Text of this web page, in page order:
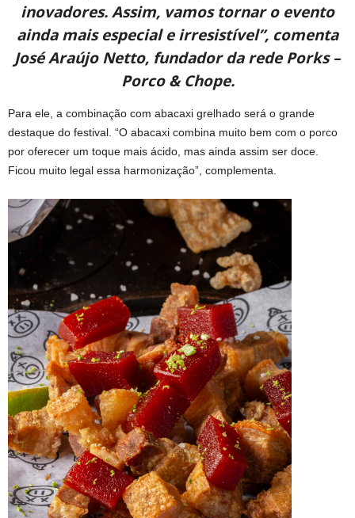
inovadores. Assim, vamos tornar o evento
ainda mais especial e irresistível”, comenta
José Araújo Netto, fundador da rede Porks –
Porco & Chope.
Para ele, a combinação com abacaxi grelhado será o grande
destaque do festival. “O abacaxi combina muito bem com o porco
por oferecer um toque mais ácido, mas ainda assim ser doce.
Ficou muito legal essa harmonização”, complementa.